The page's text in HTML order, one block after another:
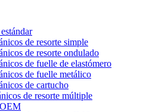
de resorte simple
de resorte ondulado
de fuelle de elastómero
de fuelle metálico
de cartucho
de resorte múltiple